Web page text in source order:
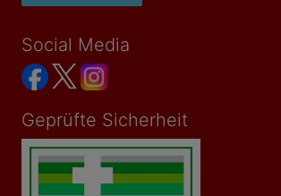
Social Media
Geprüfte Sicherheit